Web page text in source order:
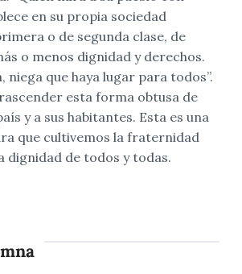
en su propia sociedad
o de segunda clase, de
o menos dignidad y derechos.
niega que haya lugar para todos”.
esta forma obtusa de
y a sus habitantes. Esta es una
que cultivemos la fraternidad
dignidad de todos y todas.